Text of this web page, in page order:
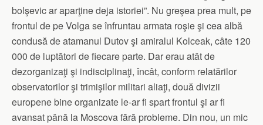
bolşevic ar aparţine deja istoriei”. Nu greşea prea mult, pe
frontul de pe Volga se înfruntau armata roşie şi cea albă
condusă de atamanul Dutov şi amiralul Kolceak, câte 120
000 de luptători de fiecare parte. Dar erau atât de
dezorganizaţi şi indisciplinaţi, încât, conform relatărilor
observatorilor şi trimişilor militari aliaţi, două divizii
europene bine organizate le-ar fi spart frontul şi ar fi
avansat până la Moscova fără probleme. Din nou, un mic